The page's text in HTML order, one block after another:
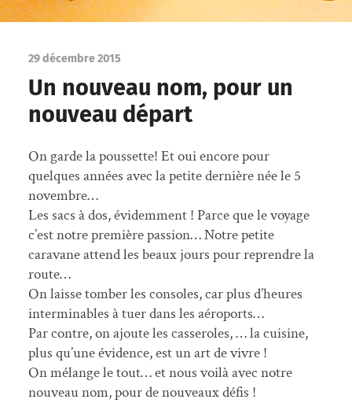
29 décembre 2015
Un nouveau nom, pour un
nouveau départ
On garde la poussette! Et oui encore pour
quelques années avec la petite dernière née le 5
novembre…
Les sacs à dos, évidemment ! Parce que le voyage
c’est notre première passion…Notre petite
caravane attend les beaux jours pour reprendre la
route…
On laisse tomber les consoles, car plus d’heures
interminables à tuer dans les aéroports…
Par contre, on ajoute les casseroles, … la cuisine,
plus qu’une évidence, est un art de vivre !
On mélange le tout… et nous voilà avec notre
nouveau nom, pour de nouveaux défis !